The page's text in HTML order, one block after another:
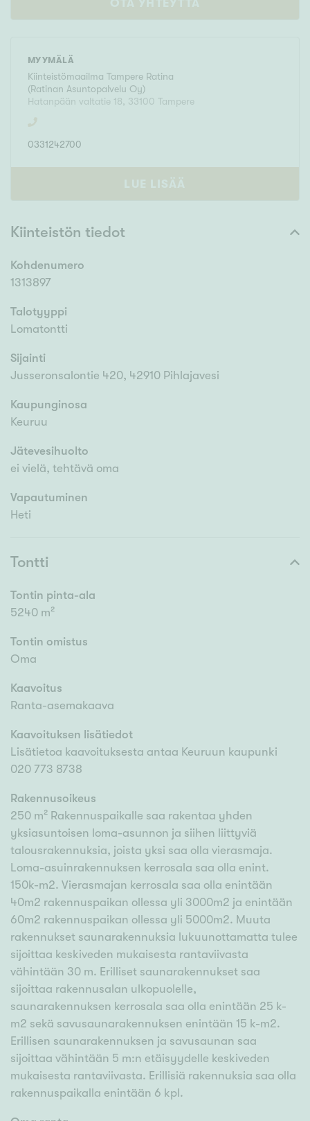
OTA YHTEYTTÄ
MYYMÄLÄ
Kiinteistömaailma Tampere Ratina
(Ratinan Asuntopalvelu Oy)
Hatanpään valtatie 18, 33100 Tampere
0331242700
LUE LISÄÄ
Kiinteistön tiedot
Kohdenumero
1313897
Talotyyppi
Lomatontti
Sijainti
Jusseronsalontie 420, 42910 Pihlajavesi
Kaupunginosa
Keuruu
Jätevesihuolto
ei vielä, tehtävä oma
Vapautuminen
Heti
Tontti
Tontin pinta-ala
5240 m²
Tontin omistus
Oma
Kaavoitus
Ranta-asemakaava
Kaavoituksen lisätiedot
Lisätietoa kaavoituksesta antaa Keuruun kaupunki
020 773 8738
Rakennusoikeus
250 m² Rakennuspaikalle saa rakentaa yhden
yksiasuntoisen loma-asunnon ja siihen liittyviä
talousrakennuksia, joista yksi saa olla vierasmaja.
Loma-asuinrakennuksen kerrosala saa olla enint.
150k-m2. Vierasmajan kerrosala saa olla enintään
40m2 rakennuspaikan ollessa yli 3000m2 ja enintään
60m2 rakennuspaikan ollessa yli 5000m2. Muuta
rakennukset saunarakennuksia lukuunottamatta tulee
sijoittaa keskiveden mukaisesta rantaviivasta
vähintään 30 m. Erilliset saunarakennukset saa
sijoittaa rakennusalan ulkopuolelle,
saunarakennuksen kerrosala saa olla enintään 25 k-
m2 sekä savusaunarakennuksen enintään 15 k-m2.
Erillisen saunarakennuksen ja savusaunan saa
sijoittaa vähintään 5 m:n etäisyydelle keskiveden
mukaisesta rantaviivasta. Erillisiä rakennuksia saa olla
rakennuspaikalla enintään 6 kpl.